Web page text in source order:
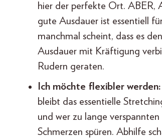
hier der perfekte Ort. ABER,
gute Ausdauer ist essentiell
manchmal scheint, dass es
Ausdauer mit Kräftigung
Rudern geraten.
Ich möchte flexibler werden:
bleibt das essentielle
und wer zu lange
Schmerzen spüren. Abhilfe